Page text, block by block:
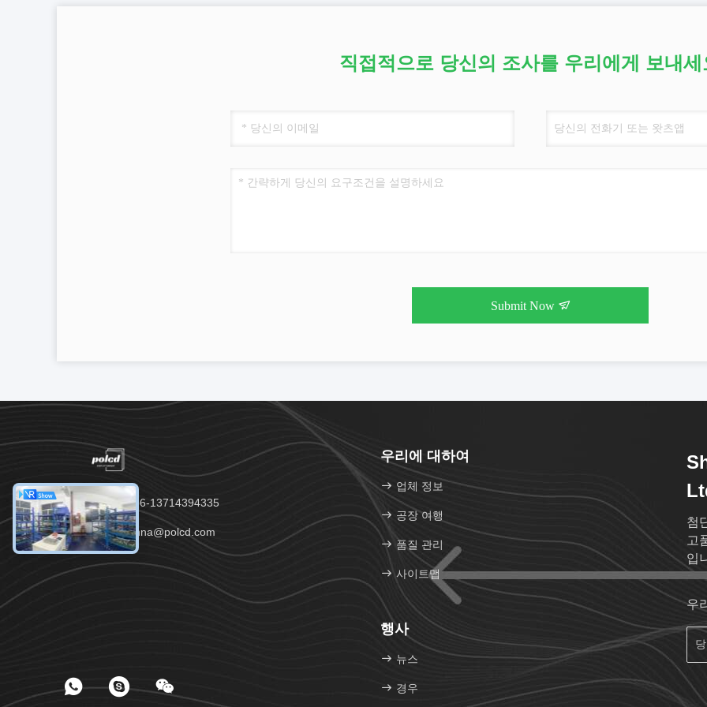
직접적으로 당신의 조사를 우리에게 보내세
Submit Now
전화：00-86-13714394335
이메일：anna@polcd.com
우리에 대하여
업체 정보
공장 여행
품질 관리
사이트맵
행사
뉴스
경우
첨
고
입
우